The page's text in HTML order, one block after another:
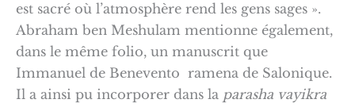
est sacré où l’atmosphère rend les gens sages ».
Abraham ben Meshulam mentionne également,
dans le même folio, un manuscrit que
Immanuel de Benevento ramena de Salonique.
Il a ainsi pu incorporer dans la parasha vayikra